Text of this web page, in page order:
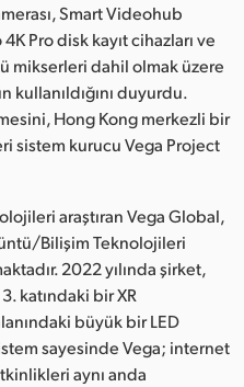
Smart Videohub
Pro disk kayıt cihazları ve
mikserleri dahil olmak üzere
kullanıldığını duyurdu.
Hong Kong merkezli bir
sistem kurucu Vega Project
araştıran Vega Global,
Bilişim Teknolojileri
2022 yılında şirket,
katındaki bir XR
büyük bir LED
sayesinde Vega; internet
aynı anda